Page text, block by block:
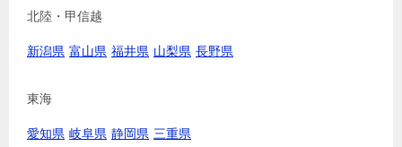
北陸・甲信越
新潟県 富山県 福井県 山梨県 長野県
東海
愛知県 岐阜県 静岡県 三重県